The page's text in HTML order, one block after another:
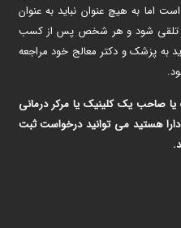
اما به هیچ عنوان نباید به عنوان
تلقی شود و هر شخص پس از کسب
به پزشک و دکتر معالج خود مراجعه
صاحب یک کلینیک یا مرکر درمانی
دارا هستید می توانید درخواست ثبت